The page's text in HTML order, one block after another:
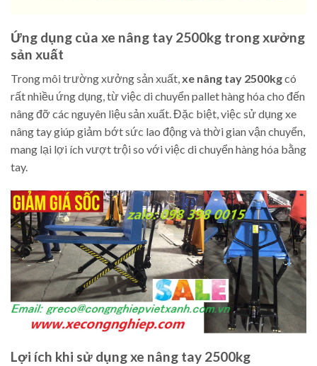
Ứng dụng của xe nâng tay 2500kg trong xưởng
sản xuất
Trong môi trường xưởng sản xuất,xe nâng tay 2500kgcó
rất nhiều ứng dụng, từ việc di chuyển pallet hàng hóa cho đến
nâng đỡ các nguyên liệu sản xuất. Đặc biệt, việc sử dụng xe
nâng tay giúp giảm bớt sức lao động và thời gian vận chuyển,
mang lại lợi ích vượt trội so với việc di chuyển hàng hóa bằng
tay.
Lợi ích khi sử dụng xe nâng tay 2500kg